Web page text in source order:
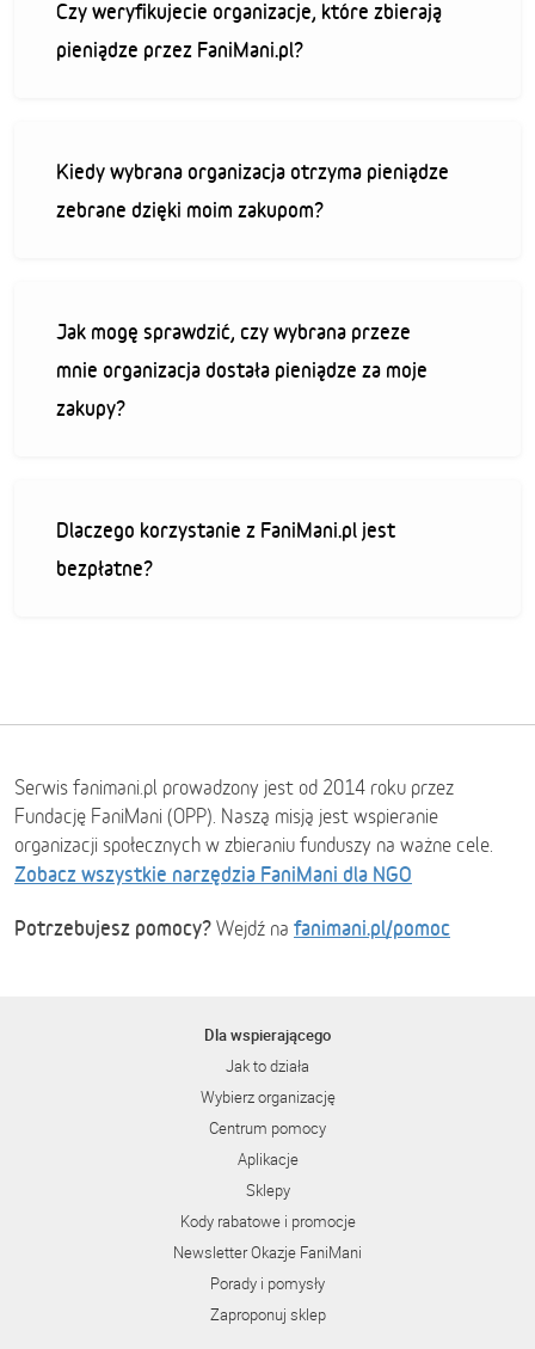
Czy weryfikujecie organizacje, które zbierają
pieniądze przez FaniMani.pl?
Kiedy wybrana organizacja otrzyma pieniądze
zebrane dzięki moim zakupom?
Jak mogę sprawdzić, czy wybrana przeze
mnie organizacja dostała pieniądze za moje
zakupy?
Dlaczego korzystanie z FaniMani.pl jest
bezpłatne?
Serwis fanimani.pl prowadzony jest od 2014 roku przez
Fundację FaniMani (OPP). Naszą misją jest wspieranie
organizacji społecznych w zbieraniu funduszy na ważne cele.
Zobacz wszystkie narzędzia FaniMani dla NGO
Potrzebujesz pomocy? Wejdź na fanimani.pl/pomoc
Dla wspierającego
Jak to działa
Wybierz organizację
Centrum pomocy
Aplikacje
Sklepy
Kody rabatowe i promocje
Newsletter Okazje FaniMani
Porady i pomysły
Zaproponuj sklep